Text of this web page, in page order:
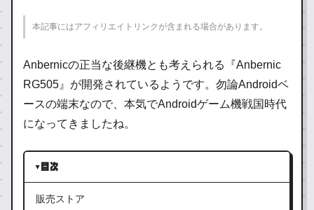
本記事にはアフィリエイトリンクが含まれる場合があります。
Anbernicの正当な後継機とも考えられる『Anbernic
RG505』が開発されているようです。勿論Androidベ
ースの端末なので、本気でAndroidゲーム機戦国時代
になってきましたね。
目次
販売ストア